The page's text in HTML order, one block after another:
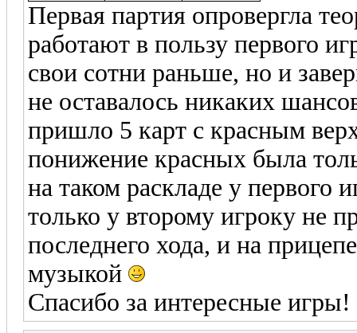
Первая партия опровергла
работают в пользу первого
свои сотни раньше, но и
не оставалось никаких
пришло 5 карт с красным
понижение красных была
на таком раскладе у первого
только у второму игроку не
последнего хода, и на
музыкой
Спасибо за интересные